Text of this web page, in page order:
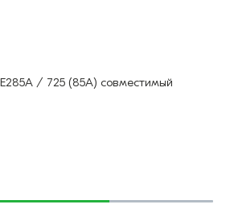
/ 725 (85A) совместимый